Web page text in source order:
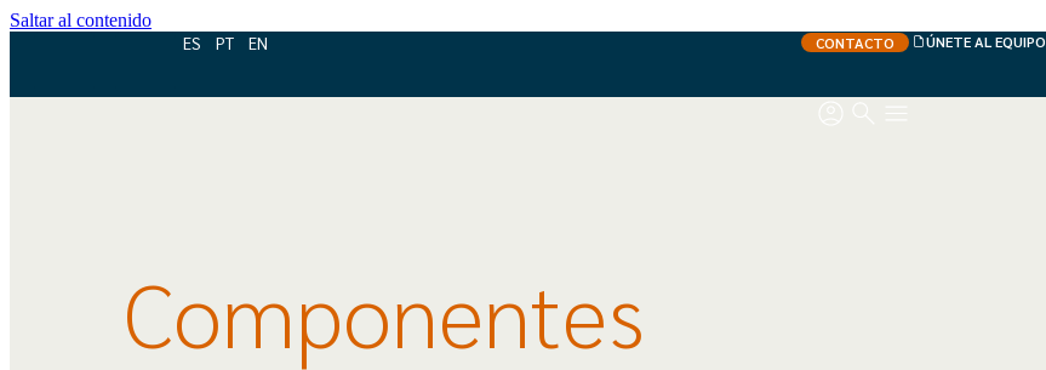
Saltar al contenido
ES PT EN CONTACTO ÚNETE AL EQUIPO
Componentes